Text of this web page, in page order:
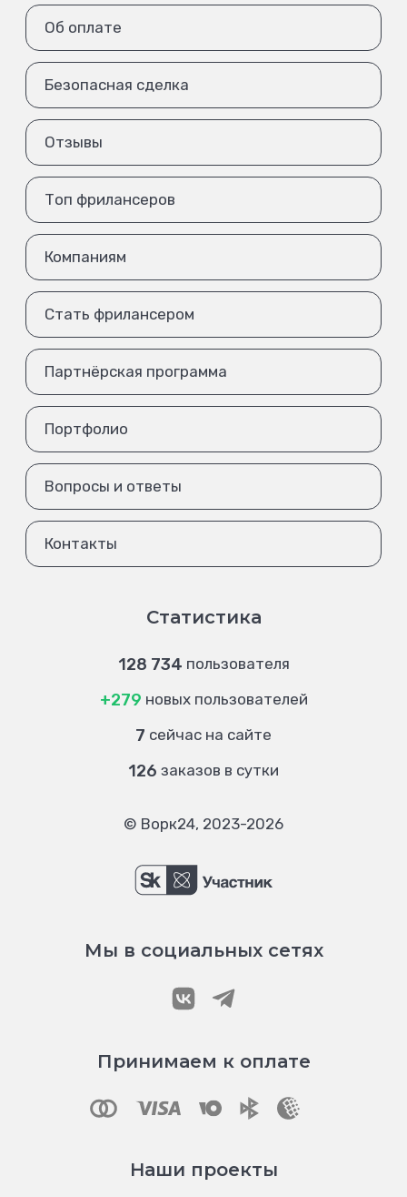
Об оплате
Безопасная сделка
Отзывы
Топ фрилансеров
Компаниям
Стать фрилансером
Партнёрская программа
Портфолио
Вопросы и ответы
Контакты
Статистика
128 734 пользователя
+279 новых пользователей
7 сейчас на сайте
126 заказов в сутки
© Ворк24, 2023-2026
Мы в социальных сетях
Принимаем к оплате
Наши проекты